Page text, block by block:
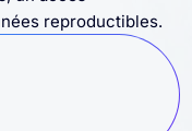
reproductibles.